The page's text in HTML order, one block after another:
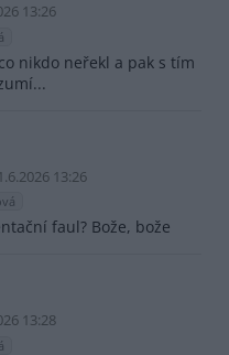
13:26
nikdo neřekl a pak s tím
13:26
faul? Bože, bože
13:28